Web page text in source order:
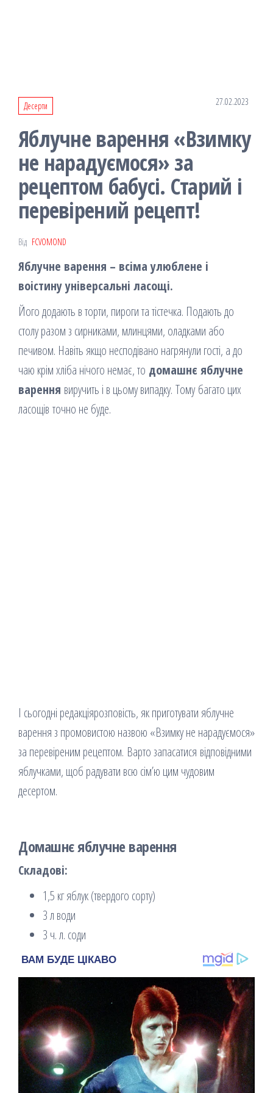
Десерти 27.02.2023
Яблучне варення «Взимку
не нарадуємося» за
рецептом бабусі. Старий і
перевірений рецепт!
Від FCVOMOND
Яблучне варення – всіма улюблене і
воістину універсальні ласощі.
Його додають в торти, пироги та тістечка. Подають до
столу разом з сирниками, млинцями, оладками або
печивом. Навіть якщо несподівано нагрянули гості, а до
чаю крім хліба нічого немає, то домашнє яблучне
варення виручить і в цьому випадку. Тому багато цих
ласощів точно не буде.
І сьогодні редакціярозповість, як приготувати яблучне
варення з промовистою назвою «Взимку не нарадуємося»
за перевіреним рецептом. Варто запасатися відповідними
яблучками, щоб радувати всю сім’ю цим чудовим
десертом.
Домашнє яблучне варення
Складові:
1,5 кг яблук (твердого сорту)
3 л води
3 ч. л. соди